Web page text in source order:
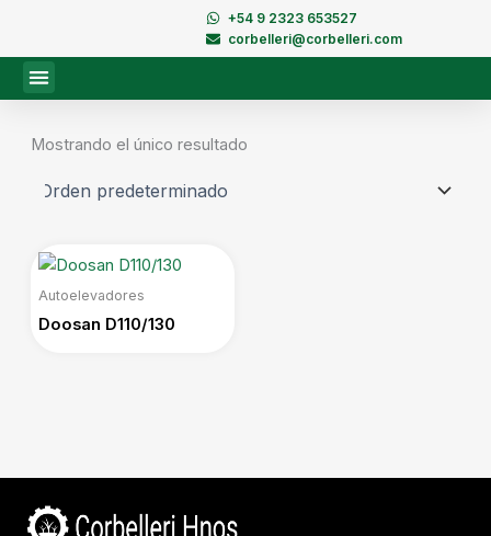
+54 9 2323 653527
corbelleri@corbelleri.com
Mostrando el único resultado
Autoelevadores
Doosan D110/130